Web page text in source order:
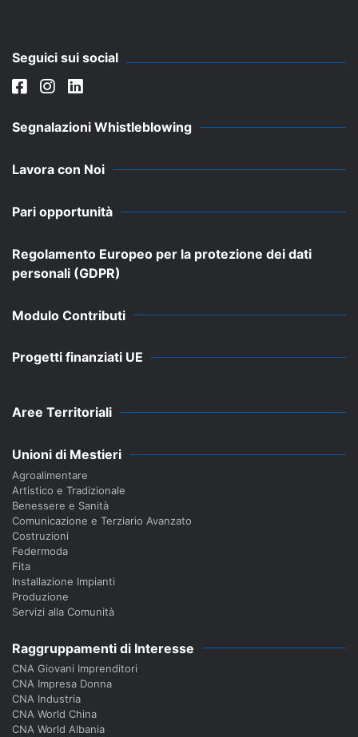
Seguici sui social
Segnalazioni Whistleblowing
Lavora con Noi
Pari opportunità
Regolamento Europeo per la protezione dei dati
personali (GDPR)
Modulo Contributi
Progetti finanziati UE
Aree Territoriali
Unioni di Mestieri
Agroalimentare
Artistico e Tradizionale
Benessere e Sanità
Comunicazione e Terziario Avanzato
Costruzioni
Federmoda
Fita
Installazione Impianti
Produzione
Servizi alla Comunità
Raggruppamenti di Interesse
CNA Giovani Imprenditori
CNA Impresa Donna
CNA Industria
CNA World China
CNA World Albania